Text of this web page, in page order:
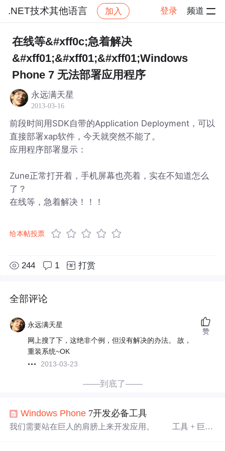
.NET技术其他语言 加入 登录 频道
社区 .NET技术其他语言
在线等&#xff0c;急着解决
&#xff01;&#xff01;&#xff01;Windows
Phone 7 无法部署应用程序
永远满天星
2013-03-16
前段时间用SDK自带的Application Deployment，可以
直接部署xap软件，今天就突然不能了。
应用程序部署显示：
Zune正常打开着，手机屏幕也亮着，实在不知道怎么
了？
在线等，急着解决！！！
给本帖投票
244 1 打赏
全部评论
永远满天星
网上搜了下，这绝非个例，但没有解决的办法。 故，
重装系统~OK
2013-03-23
赞
——到底了——
Windows Phone 7开发必备工具
我们需要站在巨人的肩膀上来开发应用。 工具 + 巨人